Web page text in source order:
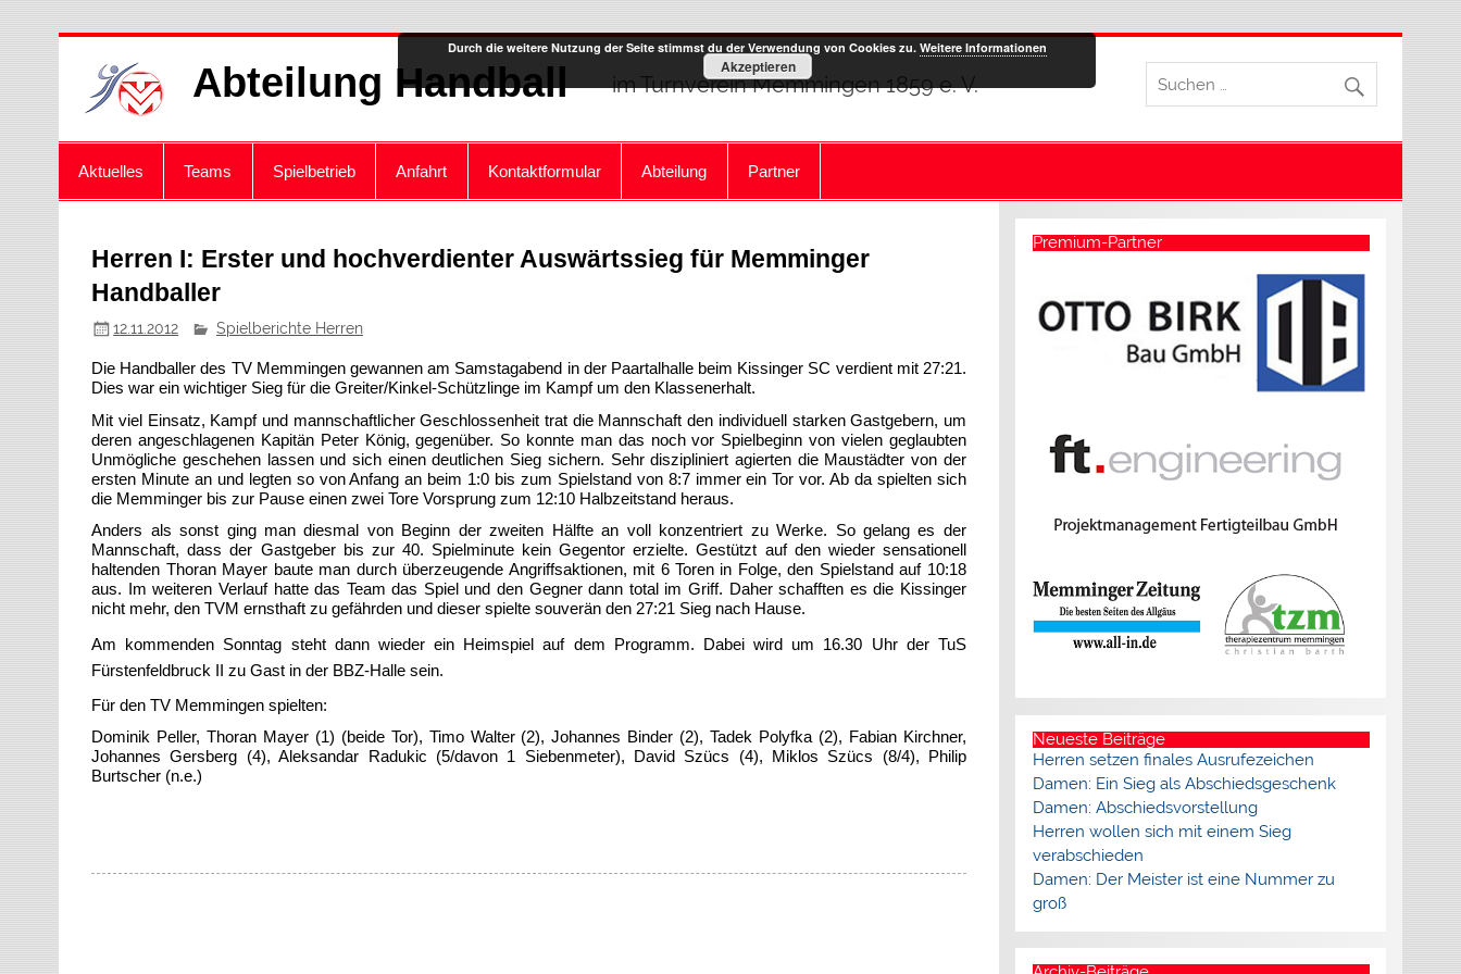
Abteilung Handball im Turnverein Memmingen 1859 e. V.
Aktuelles Teams Spielbetrieb Anfahrt Kontaktformular Abteilung Partner
Herren I: Erster und hochverdienter Auswärtssieg für Memminger
Handballer
12.11.2012 Spielberichte Herren
Die Handballer des TV Memmingen gewannen am Samstagabend in der Paartalhalle beim Kissinger SC verdient mit 27:21.
Dies war ein wichtiger Sieg für die Greiter/Kinkel-Schützlinge im Kampf um den Klassenerhalt.
Mit viel Einsatz, Kampf und mannschaftlicher Geschlossenheit trat die Mannschaft den individuell starken Gastgebern, um
deren angeschlagenen Kapitän Peter König, gegenüber. So konnte man das noch vor Spielbeginn von vielen geglaubten
Unmögliche geschehen lassen und sich einen deutlichen Sieg sichern. Sehr diszipliniert agierten die Maustädter von der
ersten Minute an und legten so von Anfang an beim 1:0 bis zum Spielstand von 8:7 immer ein Tor vor. Ab da spielten sich
die Memminger bis zur Pause einen zwei Tore Vorsprung zum 12:10 Halbzeitstand heraus.
Anders als sonst ging man diesmal von Beginn der zweiten Hälfte an voll konzentriert zu Werke. So gelang es der
Mannschaft, dass der Gastgeber bis zur 40. Spielminute kein Gegentor erzielte. Gestützt auf den wieder sensationell
haltenden Thoran Mayer baute man durch überzeugende Angriffsaktionen, mit 6 Toren in Folge,den Spielstand auf 10:18
aus. Im weiteren Verlauf hatte das Team das Spiel und den Gegner dann total im Griff. Daher schafften es die Kissinger
nicht mehr, den TVM ernsthaft zu gefährden und dieser spielte souverän den 27:21 Sieg nach Hause.
Am kommenden Sonntag steht dann wieder ein Heimspiel auf dem Programm. Dabei wird um 16.30 Uhr der TuS
Fürstenfeldbruck II zu Gast in der BBZ-Halle sein.
Für den TV Memmingen spielten:
Dominik Peller, Thoran Mayer (1) (beide Tor), Timo Walter (2), Johannes Binder (2), Tadek Polyfka (2), Fabian Kirchner,
Johannes Gersberg (4), Aleksandar Radukic (5/davon 1 Siebenmeter), David Szücs (4), Miklos Szücs (8/4), Philip
Burtscher (n.e.)
Premium-Partner
Neueste Beiträge
Herren setzen finales Ausrufezeichen
Damen: Ein Sieg als Abschiedsgeschenk
Damen: Abschiedsvorstellung
Herren wollen sich mit einem Sieg
verabschieden
Damen: Der Meister ist eine Nummer zu
groß
Durch die weitere Nutzung der Seite stimmst du der Verwendung von Cookies zu. Weitere Informationen
Akzeptieren